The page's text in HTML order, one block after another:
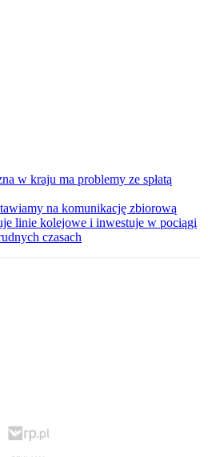
w kraju ma problemy ze spłatą
na komunikację zbiorową
linie kolejowe i inwestuje w pociągi
czasach